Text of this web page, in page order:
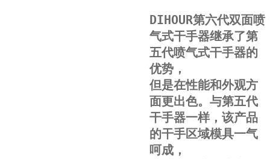
DIHOUR第六代双面喷
气式干手器继承了第
五代喷气式干手器的
优势，
但是在性能和外观方
面更出色。与第五代
干手器一样，该产品
的干手区域模具一气
呵成，